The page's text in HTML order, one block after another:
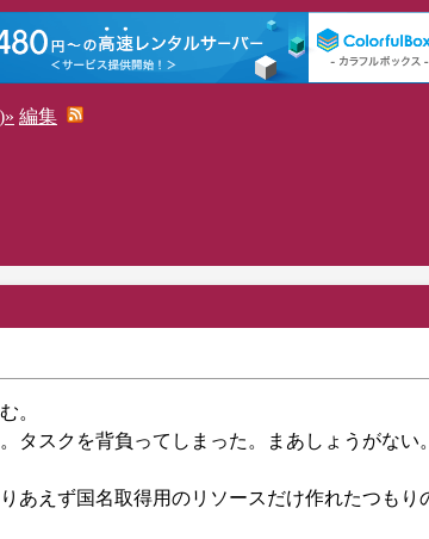
編集
。
タスクを背負ってしまった。まあしょうがない。
あえず国名取得用のリソースだけ作れたつもり